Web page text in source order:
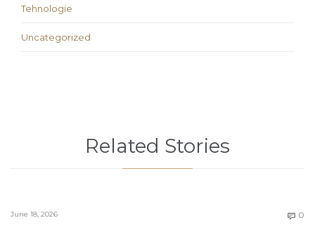
Tehnologie
Uncategorized
Related Stories
June 18, 2026  0